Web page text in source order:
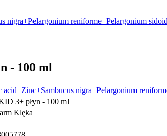
nigra+Pelargonium reniforme+Pelargonium
- 100 ml
acid+Zinc+Sambucus nigra+Pelargonium
3+ płyn - 100 ml
Klęka